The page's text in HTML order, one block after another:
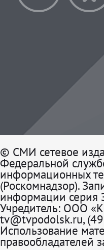
© СМИ сетевое
Федеральной
информационных
(Роскомнадзор).
информации
Учредитель: ООО
tv@tvpodolsk.ru,
Использование
правообладателей